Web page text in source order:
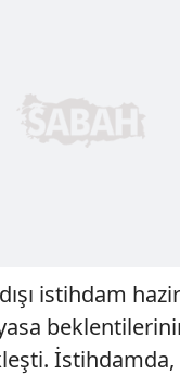
istihdam